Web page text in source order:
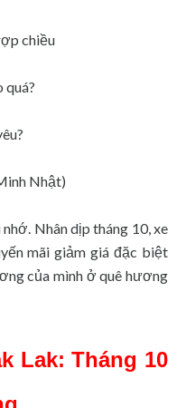
chiều
quá?
Nhật)
Nhân dịp tháng 10, xe
mãi giảm giá đặc biệt
của mình ở quê hương
Lak: Tháng 10